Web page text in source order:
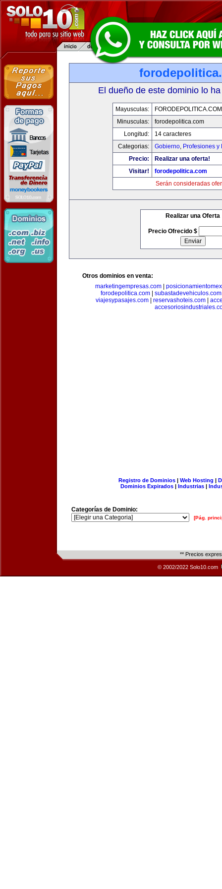
El dueño de este dominio lo
Mayusculas:
FORODEPOLITICA.COM
Minusculas:
forodepolitica.com
Longitud:
14 caracteres
Categorias:
Gobierno, Profesiones y
Precio:
Realizar una oferta!
Visitar!
forodepolitica.com
Serán consideradas
Realizar una Oferta
Precio Ofrecido $
Otros dominios en venta:
marketingempresas.com
forodepolitica.com| subastadevehiculos.com
viajesypasajes.com
reservashoteis.com
Registro de Dominios| Web Hosting |
Dominios Expirados | Industrias |
Categorías de Dominio:
[Pág.
** Precios
© 2002/2022 Solo10.com